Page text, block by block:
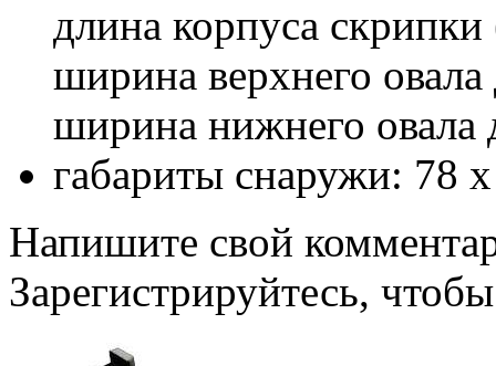
длина корпуса
ширина верхнего
ширина нижнего овала
габариты снаружи: 78
Напишите свой
Зарегистрируйтесь,